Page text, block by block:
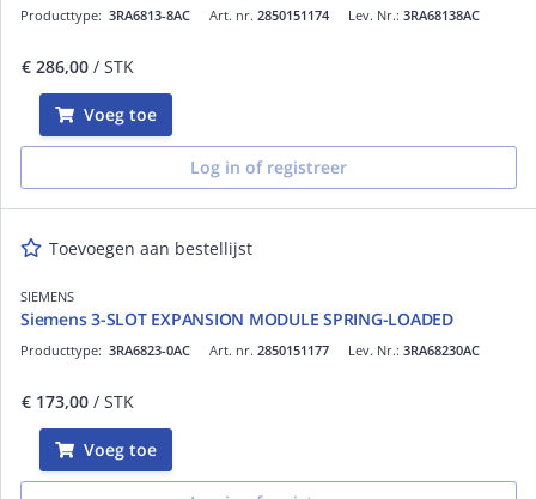
Art. nr. 2850151174
Producttype: 3RA6813-8AC Lev. Nr.: 3RA68138AC
€ 286,00 / STK
Voeg toe
Log in of registreer
Toevoegen aan bestellijst
SIEMENS
Siemens 3-SLOT EXPANSION MODULE SPRING-LOADED
Art. nr. 2850151177
Producttype: 3RA6823-0AC Lev. Nr.: 3RA68230AC
€ 173,00 / STK
Voeg toe